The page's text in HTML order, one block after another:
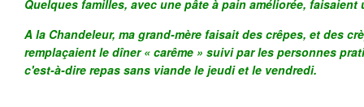
Quelques familles, avec une pâte à pain améliorée, faisaient
A la Chandeleur, ma grand-mère faisait des crêpes, et des
remplaçaient le dîner « carême » suivi par les personnes
c'est-à-dire repas sans viande le jeudi et le vendredi.